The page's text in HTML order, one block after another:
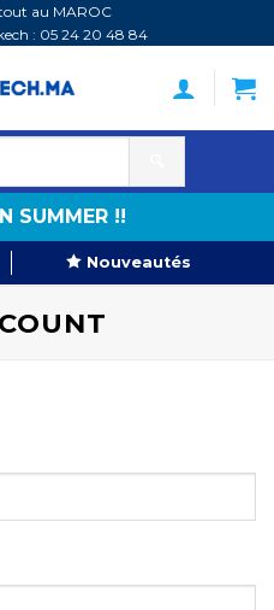
au MAROC
: 05 24 20 48 84
SUMMER !!
Nouveautés